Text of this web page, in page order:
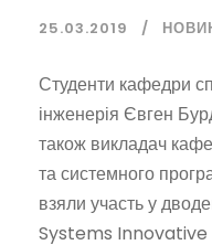
25.03.2019
Студенти кафедри
інженерія Євген
також викладач
та системного
взяли участь у
Systems Innovative